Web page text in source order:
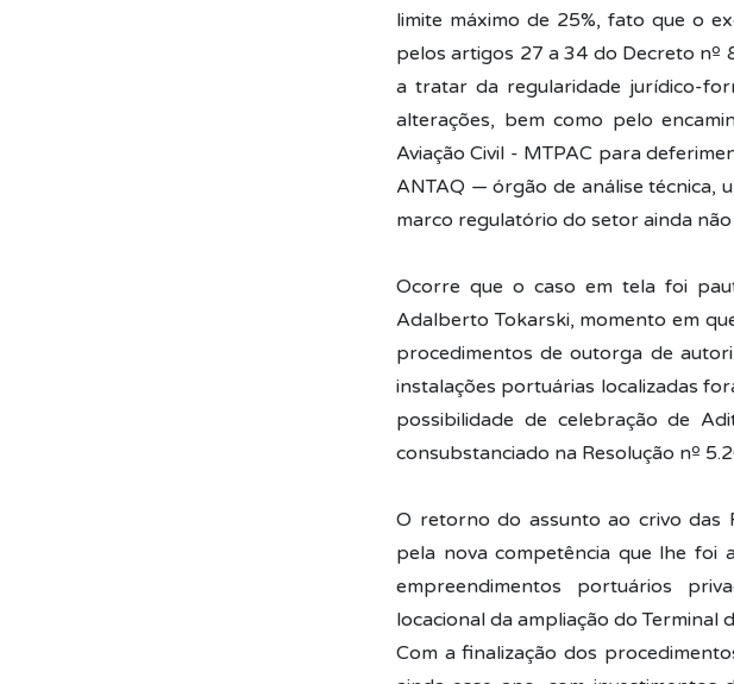
limite máximo de 25%, fato que o
pelos artigos 27 a 34 do Decreto nº
a tratar da regularidade jurídico-
alterações, bem como pelo
Aviação Civil - MTPAC para
ANTAQ — órgão de análise técnica,
marco regulatório do setor ainda não
Ocorre que o caso em tela foi
Adalberto Tokarski, momento em
procedimentos de outorga de
instalações portuárias localizadas
possibilidade de celebração de
consubstanciado na Resolução nº
O retorno do assunto ao crivo das
pela nova competência que lhe foi
empreendimentos portuários
locacional da ampliação do Terminal
Com a finalização dos